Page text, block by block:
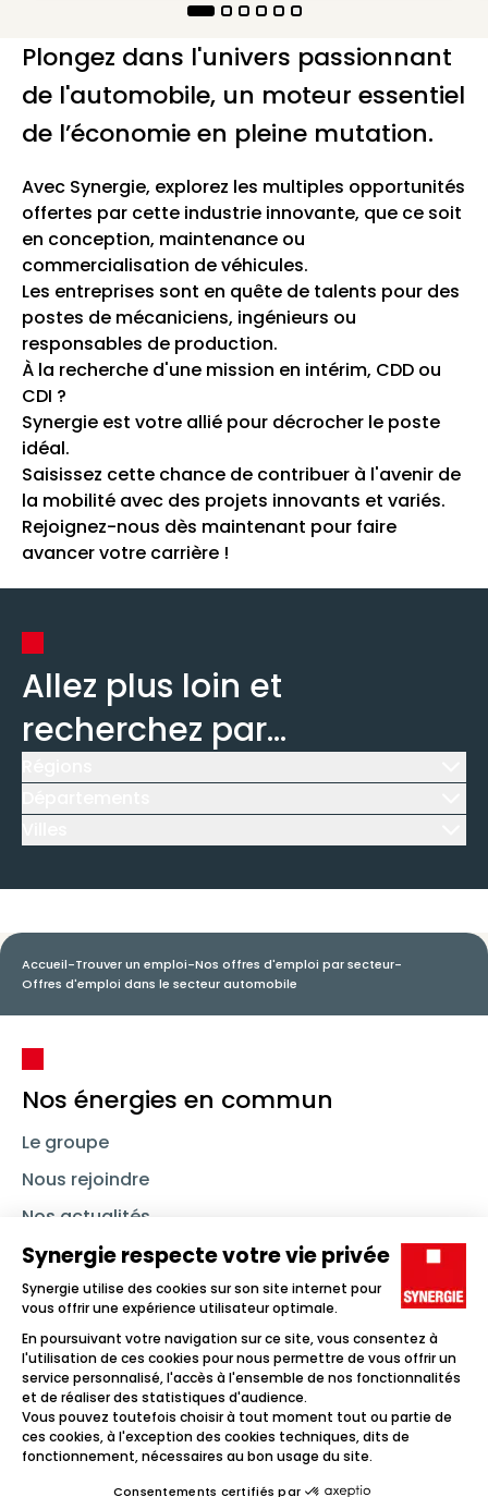
Plongez dans l'univers passionnant
de l'automobile, un moteur essentiel
de l’économie en pleine mutation.
Avec Synergie, explorez les multiples opportunités
offertes par cette industrie innovante, que ce soit
en conception, maintenance ou
commercialisation de véhicules.
Les entreprises sont en quête de talents pour des
postes de mécaniciens, ingénieurs ou
responsables de production.
À la recherche d'une mission en intérim, CDD ou
CDI ?
Synergie est votre allié pour décrocher le poste
idéal.
Saisissez cette chance de contribuer à l'avenir de
la mobilité avec des projets innovants et variés.
Rejoignez-nous dès maintenant pour faire
avancer votre carrière !
Allez plus loin et
recherchez par...
Accueil-Trouver un emploi-Nos offres d'emploi par secteur-
Offres d'emploi dans le secteur automobile
Nos énergies en commun
Le groupe
Nous rejoindre
Nos actualités
Nous contacter
Linkedin SynergieInstagramTikTok Youtube
Trouver un emploi
Icône d'illustration
Candidats
Icône d'illustration
Icône d'illustration